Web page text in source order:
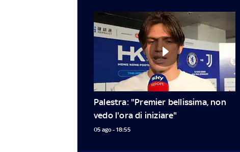
Palestra: "Premier bellissima, non
vedo l'ora di iniziare"
05 ago - 18:55